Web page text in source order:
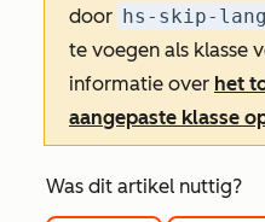
door hs-skip-
te voegen als klasse
informatie over het
aangepaste klasse
Was dit artikel nuttig?